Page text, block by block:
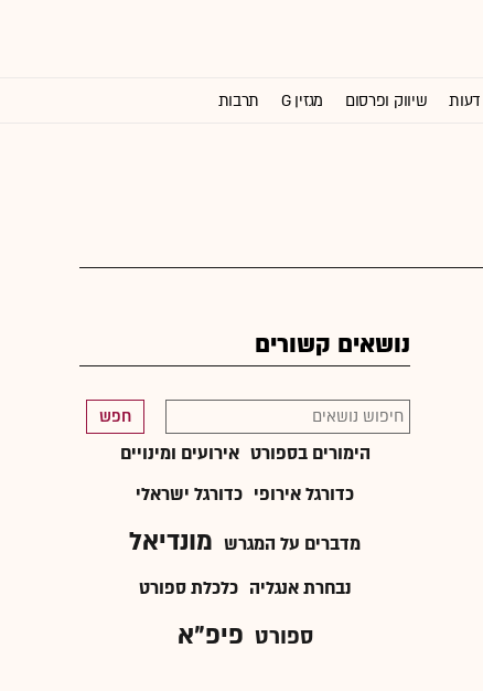
דעות שיווק ופרסום מגזין G תרבות
נושאים קשורים
חפש
הימורים בספורט אירועים ומינויים
כדורגל אירופי כדורגל ישראלי
מדברים על המגרש מונדיאל
נבחרת אנגליה כלכלת ספורט
ספורט פיפ"א